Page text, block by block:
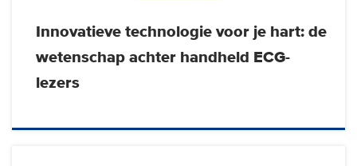
Innovatieve technologie voor je hart: de
wetenschap achter handheld ECG-
lezers